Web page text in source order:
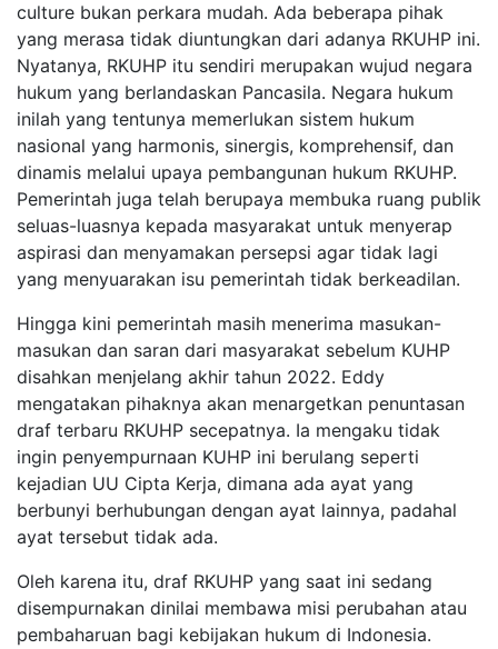
culture bukan perkara mudah. Ada beberapa pihak
yang merasa tidak diuntungkan dari adanya RKUHP ini.
Nyatanya, RKUHP itu sendiri merupakan wujud negara
hukum yang berlandaskan Pancasila. Negara hukum
inilah yang tentunya memerlukan sistem hukum
nasional yang harmonis, sinergis, komprehensif, dan
dinamis melalui upaya pembangunan hukum RKUHP.
Pemerintah juga telah berupaya membuka ruang publik
seluas-luasnya kepada masyarakat untuk menyerap
aspirasi dan menyamakan persepsi agar tidak lagi
yang menyuarakan isu pemerintah tidak berkeadilan.
Hingga kini pemerintah masih menerima masukan-
masukan dan saran dari masyarakat sebelum KUHP
disahkan menjelang akhir tahun 2022. Eddy
mengatakan pihaknya akan menargetkan penuntasan
draf terbaru RKUHP secepatnya. Ia mengaku tidak
ingin penyempurnaan KUHP ini berulang seperti
kejadian UU Cipta Kerja, dimana ada ayat yang
berbunyi berhubungan dengan ayat lainnya, padahal
ayat tersebut tidak ada.
Oleh karena itu, draf RKUHP yang saat ini sedang
disempurnakan dinilai membawa misi perubahan atau
pembaharuan bagi kebijakan hukum di Indonesia.